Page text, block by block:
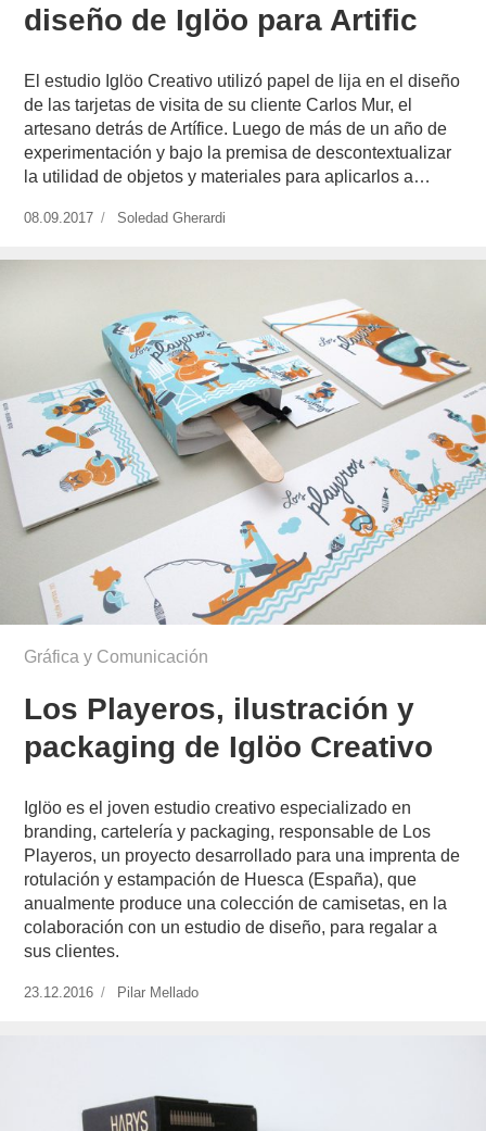
diseño de Iglöo para Artific
El estudio Iglöo Creativo utilizó papel de lija en el diseño
de las tarjetas de visita de su cliente Carlos Mur, el
artesano detrás de Artífice. Luego de más de un año de
experimentación y bajo la premisa de descontextualizar
la utilidad de objetos y materiales para aplicarlos a…
Publicado
08.09.2017
https://www.experimenta.es/author/soledad-
Soledad Gherardi
Gráfica y Comunicación
Los Playeros, ilustración y
packaging de Iglöo Creativo
Iglöo es el joven estudio creativo especializado en
branding, cartelería y packaging, responsable de Los
Playeros, un proyecto desarrollado para una imprenta de
rotulación y estampación de Huesca (España), que
anualmente produce una colección de camisetas, en la
colaboración con un estudio de diseño, para regalar a
sus clientes.
Publicado
23.12.2016
https://www.experimenta.es/author/pilar-
Pilar Mellado